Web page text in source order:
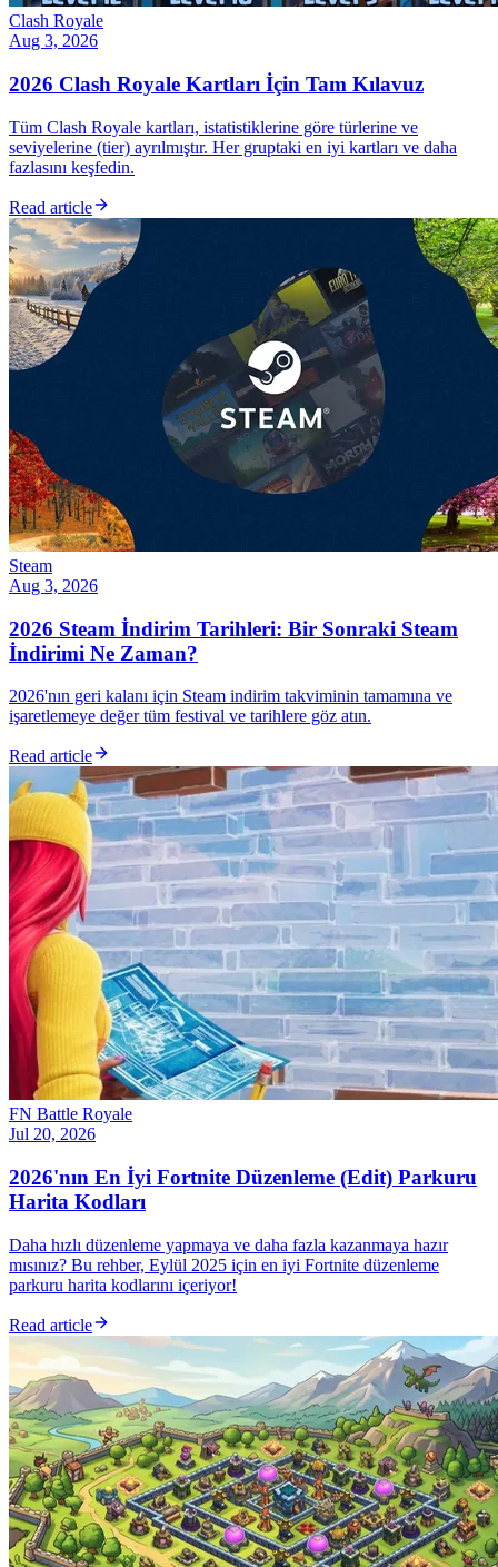
Clash Royale
Aug 3, 2026
2026 Clash Royale Kartları İçin Tam Kılavuz
Tüm Clash Royale kartları, istatistiklerine göre türlerine ve
seviyelerine (tier) ayrılmıştır. Her gruptaki en iyi kartları ve daha
fazlasını keşfedin.
Read article
Steam
Aug 3, 2026
2026 Steam İndirim Tarihleri: Bir Sonraki Steam
İndirimi Ne Zaman?
2026'nın geri kalanı için Steam indirim takviminin tamamına ve
işaretlemeye değer tüm festival ve tarihlere göz atın.
Read article
FN Battle Royale
Jul 20, 2026
2026'nın En İyi Fortnite Düzenleme (Edit) Parkuru
Harita Kodları
Daha hızlı düzenleme yapmaya ve daha fazla kazanmaya hazır
mısınız? Bu rehber, Eylül 2025 için en iyi Fortnite düzenleme
parkuru harita kodlarını içeriyor!
Read article